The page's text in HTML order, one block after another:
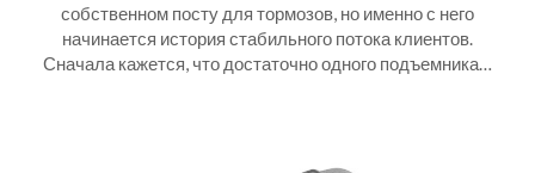
собственном посту для тормозов, но именно с него
начинается история стабильного потока клиентов.
Сначала кажется, что достаточно одного подъемника…